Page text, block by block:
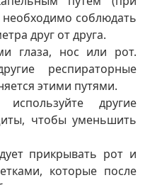
соблюдать
друг от друга.
глаза, нос или рот.
респираторные
этими путями.
другие
чтобы уменьшить
прикрывать рот и
которые после